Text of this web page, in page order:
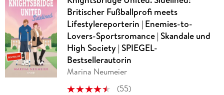
Britischer Fußballprofi meets
Lifestylereporterin | Enemies-to-
Lovers-Sportsromance | Skandale und
High Society | SPIEGEL-
Bestsellerautorin
Marina Neumeier
(55)